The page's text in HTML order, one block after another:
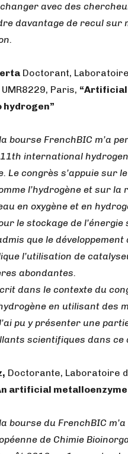
avec des
davantage de recul sur
Doctorant,
Paris, “Artificial
hydrogen”
bourse FrenchBIC m’a
international
Le congrès s’appuie sur
l’hydrogène et sur la
en oxygène et en
le stockage de
que le développement
l’utilisation de
abondantes.
dans le contexte du
en utilisant des
pu y présenter une
scientifiques dans ce
Doctorante, Laboratoire
artificial
bourse du FrenchBIC
de Chimie